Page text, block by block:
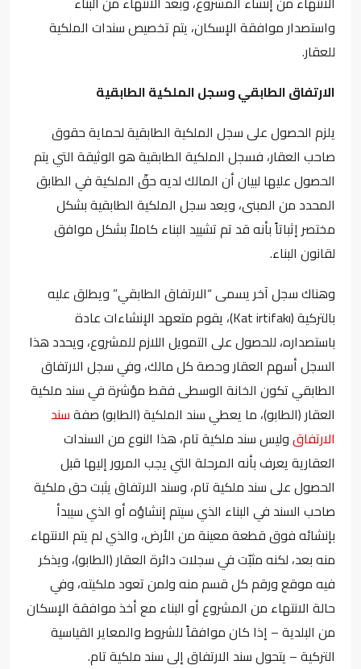
واستصدار موافقة الإسكان، يتم تخصيص سندات الملكية
للعقار.
الارتفاق الطابقي وسجل الملكية الطابقية
يلزم الحصول على سجل الملكية الطابقية لحماية حقوق
صاحب العقار، فسجل الملكية الطابقية هو الوثيقة التي يتم
الحصول عليها لبيان أن المالك لديه حقّ الملكية في الطابق
المحدد من المبنى، ويعد سجل الملكية الطابقية بشكل
مختصر إثباتاً بأنه قد تم تشييد البناء كاملاً بشكل موافق
لقانون البناء.
وهناك سجل آخر يسمى “الارتفاق الطابقي” ويطلق عليه
بالتركية (Kat irtifakı)، يقوم متعهد الإنشاءات عادة
باستصداره، للحصول على التمويل اللازم للمشروع، ويحدد هذا
السجل أسهم العقار وحصة كل مالك، وفي سجل الارتفاق
الطابقي تكون الخانة الوسطى فقط مؤشرة في سند ملكية
العقار (الطابو)، ما يعطي سند الملكية (الطابو) صفةسند
الارتفاقوليس سند ملكية تام، هذا النوع من السندات
العقارية يعرف بأنه المرحلة التي يجب المرور إليها قبل
الحصول على سند ملكية تام، وسند الارتفاق يثبت حق ملكية
صاحب السند في البناء الذي سيتم إنشاؤه أو الذي سيبدأ
بإنشائه فوق قطعة معينة من الأرض، والذي لم يتم الانتهاء
منه بعد، لكنه مثبّت في سجلات دائرة العقار (الطابو)، ويذكر
فيه موقع ورقم كل قسم منه ولمن تعود ملكيته، وفي
حالة الانتهاء من المشروع أو البناء مع أخذ موافقة الإسكان
من البلدية – إذا كان موافقاً للشروط والمعاير القياسية
التركية – يتحول سند الارتفاق إلى سند ملكية تام.